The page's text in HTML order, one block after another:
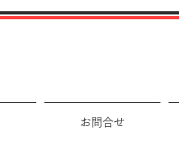
お問合せ